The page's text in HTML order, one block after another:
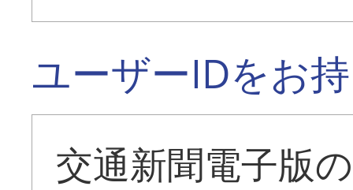
ユーザーIDをお
交通新聞電子版